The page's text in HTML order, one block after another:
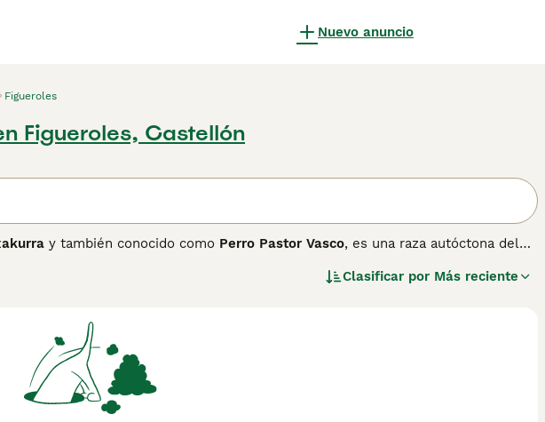
Nuevo anuncio
Figueroles
Figueroles, Castellón
y también conocido como Perro Pastor Vasco, es una raza autóctona del
, de pelo largo y áspero. Hoy
entre 46 y 61 cm y un peso de 17 a 36 kg según la variedad, de cuerpo atlético
fuego o negros. De carácter trabajador, inteligente y leal, conserva un fuerte
paciente y juguetón con los niños y se lleva bien con otros animales si se
idealmente más de dos horas de actividad, y tareas que estimulen su mente.
Clasificar por Más reciente